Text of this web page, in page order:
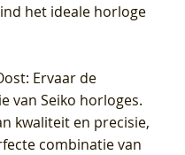
het ideale horloge
: Ervaar de
van Seiko horloges.
kwaliteit en precisie,
combinatie van